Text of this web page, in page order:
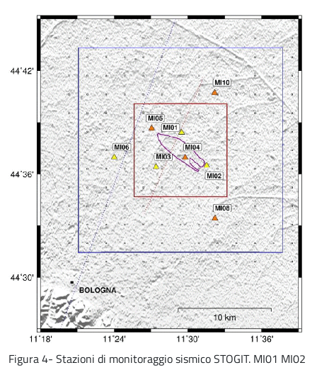
Figura 4- Stazioni di monitoraggio sismico STOGIT. MI01 MI02